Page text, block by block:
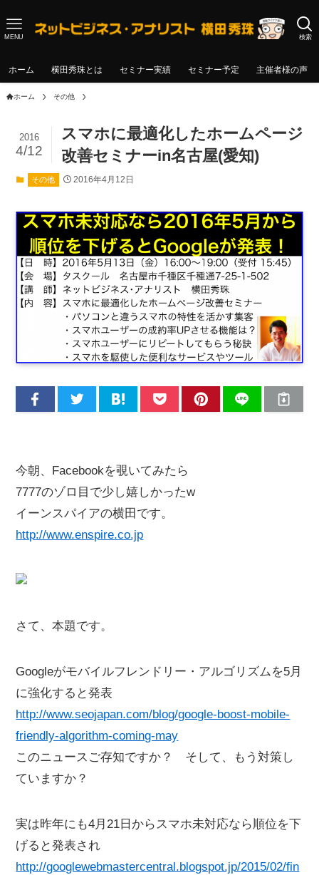
検索
MENU
ホーム 横田秀珠とは セミナー実績 セミナー予定 主催者様の声
ホーム その他
スマホに最適化したホームページ
改善セミナーin名古屋(愛知)
2016
4/12
その他 2016年4月12日
今朝、Facebookを覗いてみたら
7777のゾロ目で少し嬉しかったw
イーンスパイアの横田です。
http://www.enspire.co.jp
さて、本題です。
Googleがモバイルフレンドリー・アルゴリズムを5月
に強化すると発表
http://www.seojapan.com/blog/google-boost-mobile-
friendly-algorithm-coming-may
このニュースご存知ですか？ そして、もう対策し
ていますか？
実は昨年にも4月21日からスマホ未対応なら順位を下
げると発表され
http://googlewebmastercentral.blogspot.jp/2015/02/fin